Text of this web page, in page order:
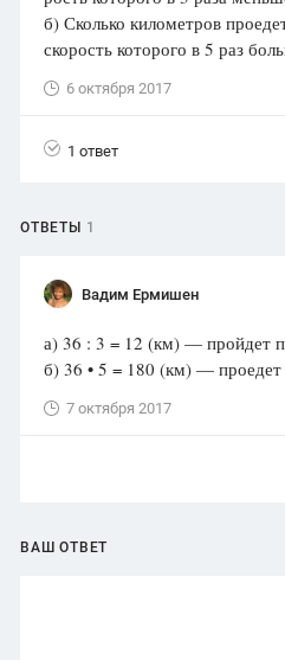
Вузы
ответа
ГИА
б) Сколько километров
скорость которого в 5 раз
6 октября 2017
1 ответ
ОТВЕТЫ 1
Вадим Ермишен
а) 36 : 3 = 12 (км) — пройдет
б) 36 • 5 = 180 (км) — проедет
7 октября 2017
ВАШ ОТВЕТ